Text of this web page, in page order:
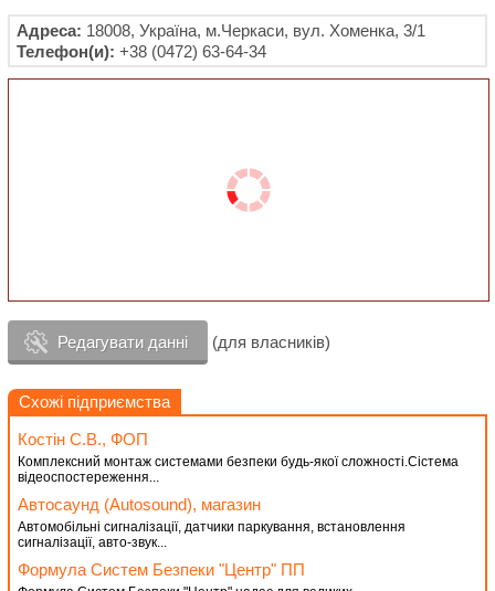
Адреса: 18008, Україна, м.Черкаси, вул. Хоменка, 3/1
Телефон(и): +38 (0472) 63-64-34
Редагувати данні (для власників)
Схожі підприємства
Костін С.В., ФОП
Комплексний монтаж системами безпеки будь-якої сложності.Сістема
відеоспостереження...
Автосаунд (Autosound), магазин
Автомобільні сигналізації, датчики паркування, встановлення
сигналізації, авто-звук...
Формула Систем Безпеки "Центр" ПП